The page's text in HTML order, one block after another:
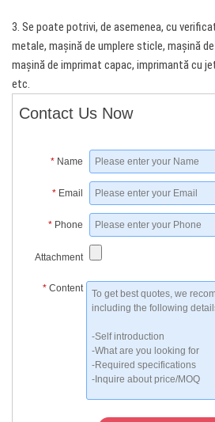
3. Se poate potrivi, de asemenea, cu
metale, mașină de umplere sticle, mașină
mașină de imprimat capac, imprimantă cu
etc.
Contact Us Now
* Name
* Email
* Phone
Attachment
* Content